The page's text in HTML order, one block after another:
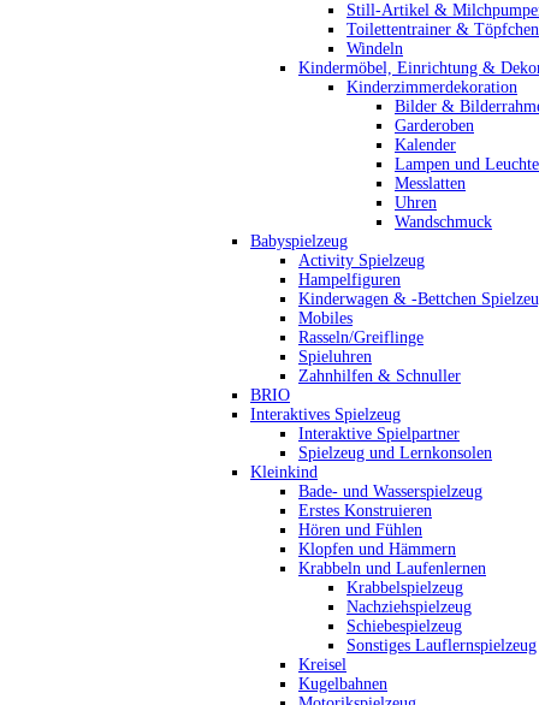
Still-Artikel &
Toilettentrainer & Töpfchen
Windeln
Kindermöbel, Einrichtung &
Kinderzimmerdekoration
Bilder &
Garderoben
Kalender
Lampen und
Messlatten
Uhren
Wandschmuck
Babyspielzeug
Activity Spielzeug
Hampelfiguren
Kinderwagen & -Bettchen
Mobiles
Rasseln/Greiflinge
Spieluhren
Zahnhilfen & Schnuller
BRIO
Interaktives Spielzeug
Interaktive Spielpartner
Spielzeug und Lernkonsolen
Kleinkind
Bade- und Wasserspielzeug
Erstes Konstruieren
Hören und Fühlen
Klopfen und Hämmern
Krabbeln und Laufenlernen
Krabbelspielzeug
Nachziehspielzeug
Schiebespielzeug
Sonstiges Lauflernspielzeug
Kreisel
Kugelbahnen